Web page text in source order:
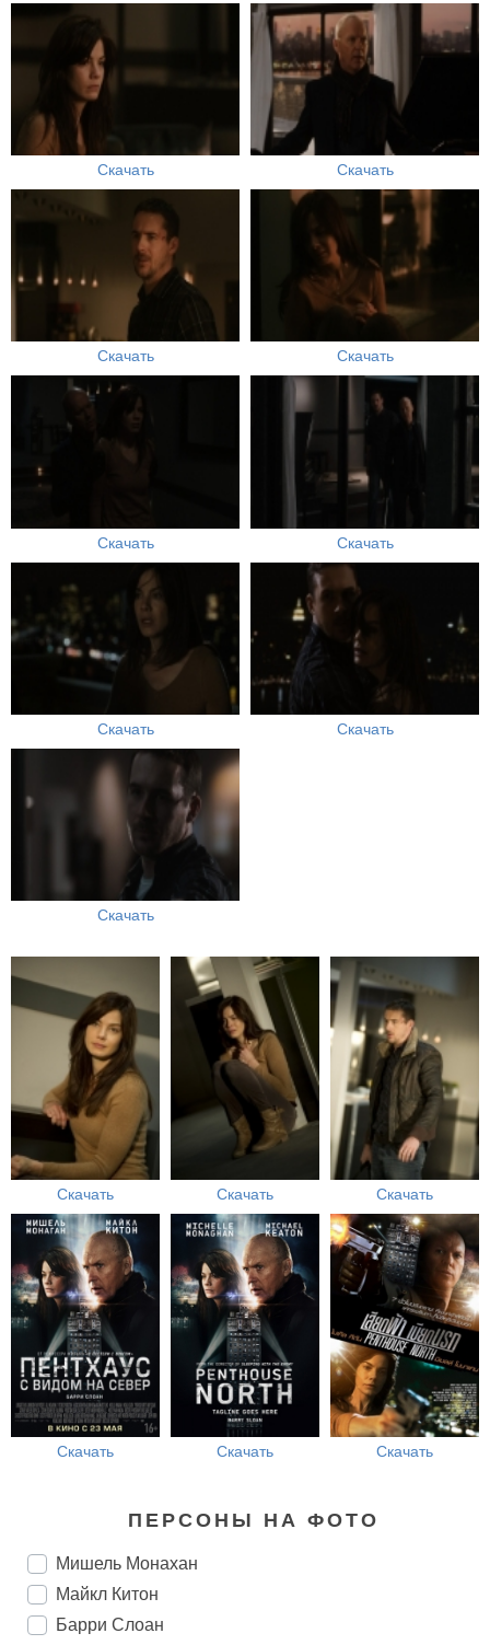
Скачать Скачать
Скачать Скачать
Скачать Скачать
Скачать Скачать
Скачать
Скачать Скачать Скачать
Скачать Скачать Скачать
ПЕРСОНЫ НА ФОТО
Мишель Монахан
Майкл Китон
Барри Слоан